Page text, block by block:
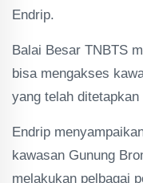
Endrip.
Balai Besar TNBTS
bisa mengakses
yang telah
Endrip
kawasan Gunung
melakukan pelbagai